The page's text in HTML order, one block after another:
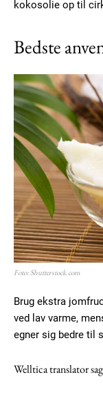
kokosolie op til
Bedste
Foto: Shutterstock.com
Brug ekstra
ved lav varme,
egner sig bedre til
Welltica translator